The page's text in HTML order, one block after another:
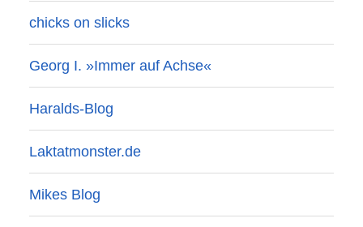
chicks on slicks
Georg I. »Immer auf Achse«
Haralds-Blog
Laktatmonster.de
Mikes Blog